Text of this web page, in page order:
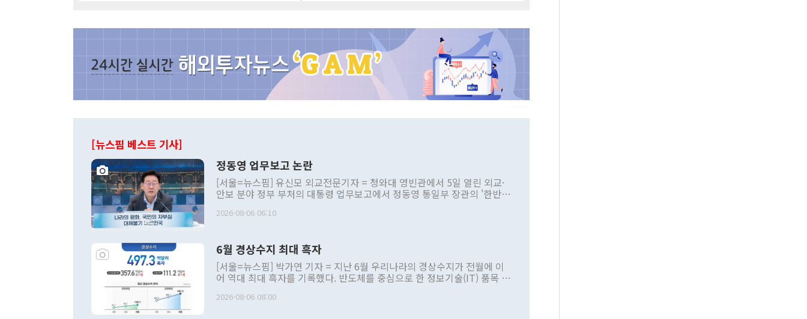
[뉴스핌 베스트 기사]
정동영 업무보고 논란
[서울=뉴스핌] 유신모 외교전문기자 = 청와대 영빈관에서 5일 열린 외교·
안보 분야 정부 부처의 대통령 업무보고에서 정동영 통일부 장관의 '한반도
발언 중에는 정부 내 조율을 거치지 않은 사안을 정책으로 추진하겠다고 공
주의적 희망에 근거한 비현실적 구상'이라는 비판을 내놨다. 그동안 정 장
관의 대북 정책 관련 발언이 물의를 빚은 적은 여러 번 있지만 대통령과 유
관 부처 장관이 공개적으로 부정적 입장을 표명한 것은 이례적이다. 정 장
관의 무리한 대북 접근법과 월권을 제어해야 한다는 목소리도 높아지고 있
다. [정동영 통일부 장관이 지난달 23일 오후 서울 종로구 정부서울청사에
2026-08-06 06:10
6월 경상수지 최대 흑자
[서울=뉴스핌] 박가연 기자 = 지난 6월 우리나라의 경상수지가 전월에 이
어 역대 최대 흑자를 기록했다. 반도체를 중심으로 한 정보기술(IT) 품목 수
료=한국은행] 한국은행이 6일 발표한 '2026년 6월 국제수지(잠정)'에 따르
2026-08-06 08:00